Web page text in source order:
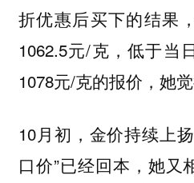
折优惠后买下的结果
1062.5元/克，低于当
1078元/克的报价，她觉
10月初，金价持续上
口价”已经回本，她又